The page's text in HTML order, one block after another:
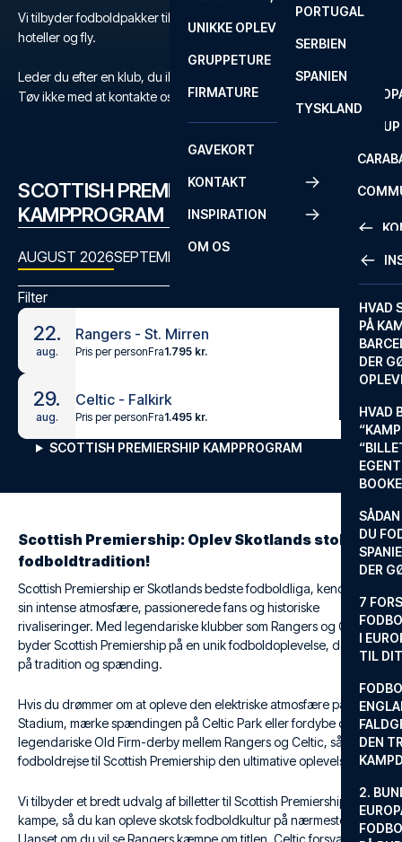
FA CUP
ROM
SEVILLA
PORTUGAL
SERBIEN
SPANIEN
TYSKLAND
UNIKKE OPLEVELSER
GRUPPETURE
FIRMATURE
GAVEKORT
KONTAKT
FAQ
INSPIRATION
HVAD
PÅ
DER
HVAD
DU
DER
7
I
TIL
DEN
2.
OM OS
Vi tilbyder fodboldpakker til Skotland med billetter, udvalgte
hoteller og fly.
Leder du efter en klub, du ikke kan finde?
Tøv ikke med at kontakte os
hereller på+45 72 10 83 03
SCOTTISH PREMIERSHIP
KAMPPROGRAM
AUGUST 2026SEPTEMBER 2026
Filter
22.
aug.
Rangers - St. Mirren
Pris per personFra1.795 kr.
29.
aug.
Celtic - Falkirk
Pris per personFra1.495 kr.
SCOTTISH PREMIERSHIP KAMPPROGRAM
Scottish Premiership: Oplev Skotlands stolte
fodboldtradition!
Scottish Premiership er Skotlands bedste fodboldliga, kendt for
sin intense atmosfære, passionerede fans og historiske
rivaliseringer. Med legendariske klubber som Rangers og Celtic,
byder Scottish Premiership på en unik fodboldoplevelse, der er rig
på tradition og spænding.
Hvis du drømmer om at opleve den elektriske atmosfære på Ibrox
Stadium, mærke spændingen på Celtic Park eller fordybe dig i det
legendariske Old Firm-derby mellem Rangers og Celtic, så er en
fodboldrejse til Scottish Premiership den ultimative oplevelse.
Vi tilbyder et bredt udvalg af billetter til Scottish Premiership-
kampe, så du kan opleve skotsk fodboldkultur på nærmeste hold.
Uanset om du vil se Rangers kæmpe om titlen, Celtic forsvare